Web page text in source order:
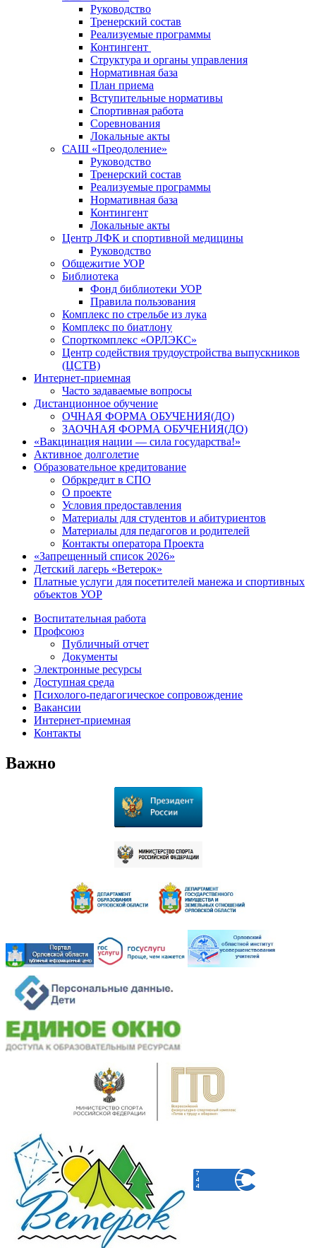
Руководство
Тренерский состав
Реализуемые программы
Контингент
Структура и органы управления
Нормативная база
План приема
Вступительные нормативы
Спортивная работа
Соревнования
Локальные акты
САШ «Преодоление»
Руководство
Тренерский состав
Реализуемые программы
Нормативная база
Контингент
Локальные акты
Центр ЛФК и спортивной медицины
Руководство
Общежитие УОР
Библиотека
Фонд библиотеки УОР
Правила пользования
Комплекс по стрельбе из лука
Комплекс по биатлону
Спорткомплекс «ОРЛЭКС»
Центр содействия трудоустройства выпускников
(ЦСТВ)
Интернет-приемная
Часто задаваемые вопросы
Дистанционное обучение
ОЧНАЯ ФОРМА ОБУЧЕНИЯ(ДО)
ЗАОЧНАЯ ФОРМА ОБУЧЕНИЯ(ДО)
«Вакцинация нации — сила государства!»
Активное долголетие
Образовательное кредитование
Обркредит в СПО
О проекте
Условия предоставления
Материалы для студентов и абитуриентов
Материалы для педагогов и родителей
Контакты оператора Проекта
«Запрещенный список 2026»
Детский лагерь «Ветерок»
Платные услуги для посетителей манежа и спортивных
объектов УОР
Воспитательная работа
Профсоюз
Публичный отчет
Документы
Электронные ресурсы
Доступная среда
Психолого-педагогическое сопровождение
Вакансии
Интернет-приемная
Контакты
Важно